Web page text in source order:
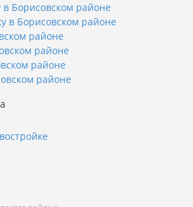
в Борисовском районе
в Борисовском районе
районе
районе
районе
районе